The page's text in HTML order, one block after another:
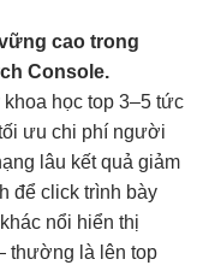
cao trong
Console.
khoa học top 3–5 tức
ưu chi phí người
lâu kết quả giảm
để click trình bày
khác nổi hiển thị
thường là lên top